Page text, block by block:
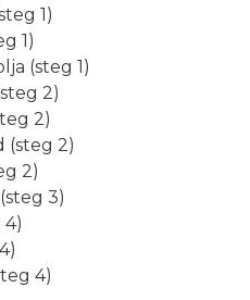
1)
1)
(steg 1)
2)
2)
(steg 2)
2)
3)
4)
4)